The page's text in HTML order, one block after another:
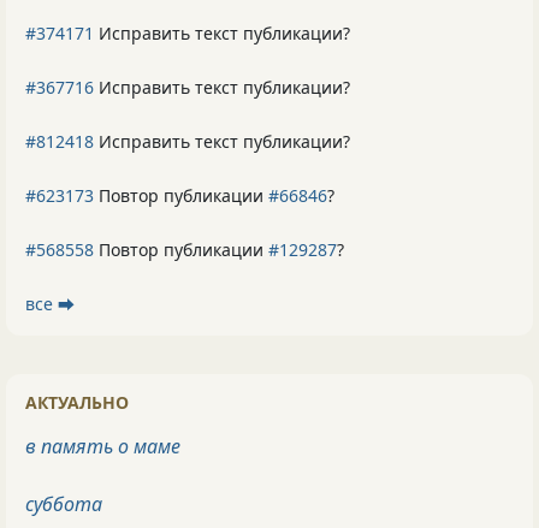
#374171 Исправить текст публикации?
#367716 Исправить текст публикации?
#812418 Исправить текст публикации?
#623173 Повтор публикации #66846?
#568558 Повтор публикации #129287?
все ⮕
АКТУАЛЬНО
в память о маме
суббота